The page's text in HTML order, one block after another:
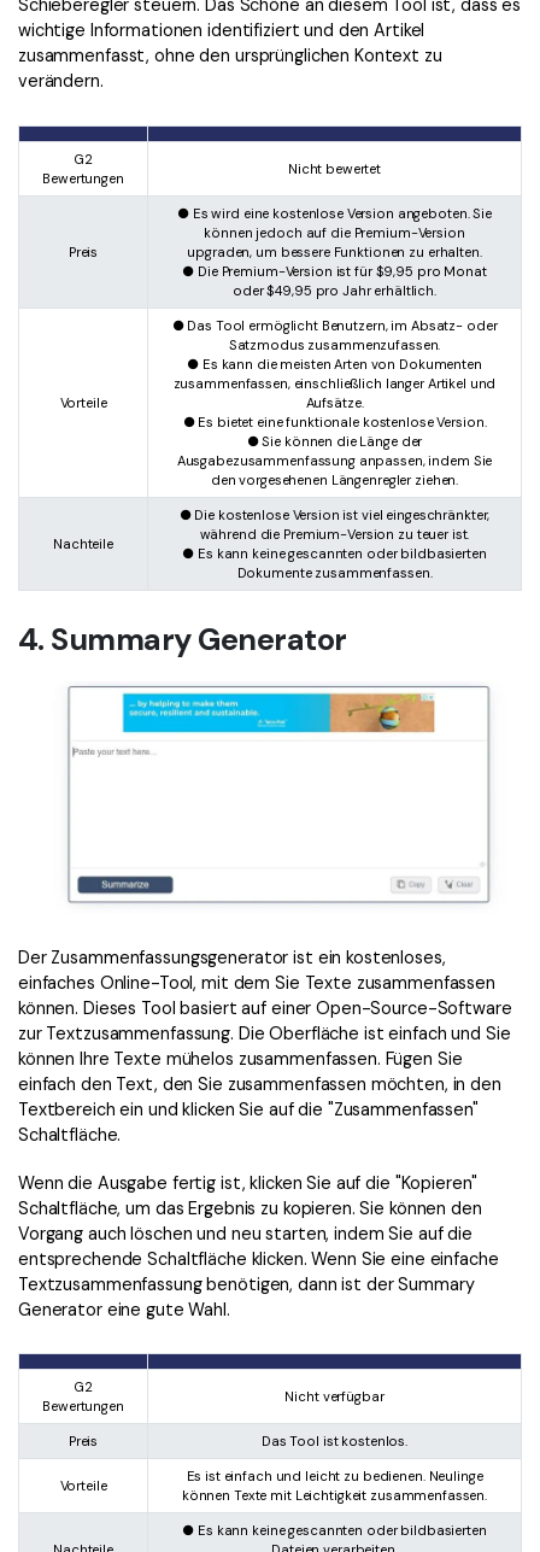
Schieberegler steuern. Das Schöne an diesem Tool ist, dass es
wichtige Informationen identifiziert und den Artikel
zusammenfasst, ohne den ursprünglichen Kontext zu
verändern.
G2
Bewertungen
Nicht bewertet
Preis
● Es wird eine kostenlose Version angeboten. Sie
können jedoch auf die Premium-Version
upgraden, um bessere Funktionen zu erhalten.
● Die Premium-Version ist für $9,95 pro Monat
oder $49,95 pro Jahr erhältlich.
Vorteile
● Das Tool ermöglicht Benutzern, im Absatz- oder
Satzmodus zusammenzufassen.
● Es kann die meisten Arten von Dokumenten
zusammenfassen, einschließlich langer Artikel und
Aufsätze.
● Es bietet eine funktionale kostenlose Version.
● Sie können die Länge der
Ausgabezusammenfassung anpassen, indem Sie
den vorgesehenen Längenregler ziehen.
Nachteile
● Die kostenlose Version ist viel eingeschränkter,
während die Premium-Version zu teuer ist.
● Es kann keine gescannten oder bildbasierten
Dokumente zusammenfassen.
4. Summary Generator
Der Zusammenfassungsgenerator ist ein kostenloses,
einfaches Online-Tool, mit dem Sie Texte zusammenfassen
können. Dieses Tool basiert auf einer Open-Source-Software
zur Textzusammenfassung. Die Oberfläche ist einfach und Sie
können Ihre Texte mühelos zusammenfassen. Fügen Sie
einfach den Text, den Sie zusammenfassen möchten, in den
Textbereich ein und klicken Sie auf die "Zusammenfassen"
Schaltfläche.
Wenn die Ausgabe fertig ist, klicken Sie auf die "Kopieren"
Schaltfläche, um das Ergebnis zu kopieren. Sie können den
Vorgang auch löschen und neu starten, indem Sie auf die
entsprechende Schaltfläche klicken. Wenn Sie eine einfache
Textzusammenfassung benötigen, dann ist der Summary
Generator eine gute Wahl.
G2
Bewertungen
Nicht verfügbar
Preis Das Tool ist kostenlos.
Vorteile
Es ist einfach und leicht zu bedienen. Neulinge
können Texte mit Leichtigkeit zusammenfassen.
● Es kann keine gescannten oder bildbasierten